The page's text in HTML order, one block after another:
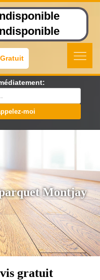
Montjay
gratuit